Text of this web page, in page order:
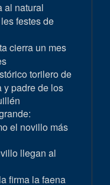
al natural
festes de
cierra un mes
torilero de
y padre de los
el novillo más
llegan al
firma la faena